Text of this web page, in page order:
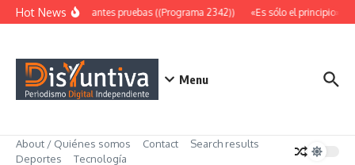
Saltar al contenido
Hot NewsAbundantes pruebas ((Programa 2342)) «Es sólo el principio»
Menu
About / Quiénes somos Contact
Search results
Deportes
Tecnología